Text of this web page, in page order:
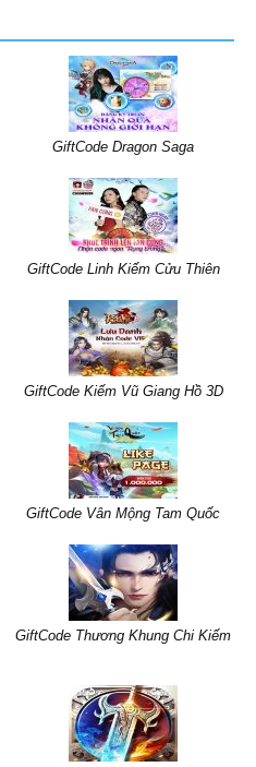
GiftCode Dragon Saga
GiftCode Linh Kiếm Cửu Thiên
GiftCode Kiếm Vũ Giang Hồ 3D
GiftCode Vân Mộng Tam Quốc
GiftCode Thương Khung Chi Kiếm